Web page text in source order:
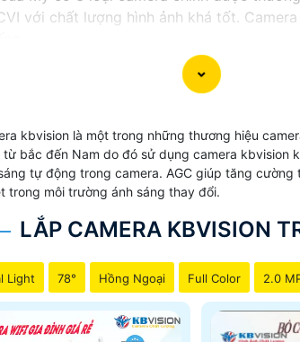
với chất lượng hình ảnh khá tốt.
Giá camera kbvision khá phù
04 Nguyễn Xí, P.26, Q. Bình
Camera sử dụng chip cmos và
khấu khá hấp dẫn so với nhiều
màn hình, báo động chống trộm báo
kbvision là một trong những thương hiệu
bắc đến Nam do đó sử dụng camera kbvision
tự động trong camera. AGC giúp tăng
trong môi trường ánh sáng thay đổi.
LẮP CAMERA KBVISION
Light 78° Hồng Ngoại Full Color 2.0